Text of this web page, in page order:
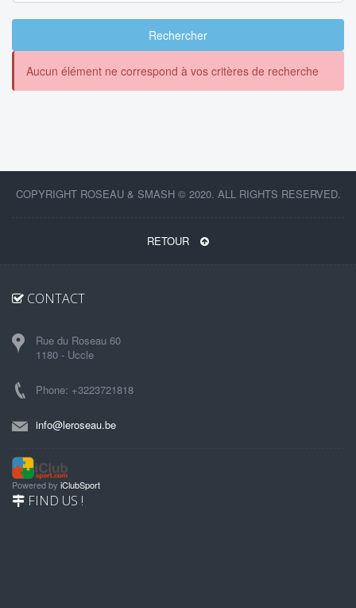
Rechercher
Aucun élément ne correspond à vos critères de recherche
COPYRIGHT ROSEAU & SMASH © 2020. ALL RIGHTS RESERVED.
RETOUR
CONTACT
Rue du Roseau 60
1180 - Uccle
Phone: +3223721818
info@leroseau.be
Powered by iClubSport
FIND US !